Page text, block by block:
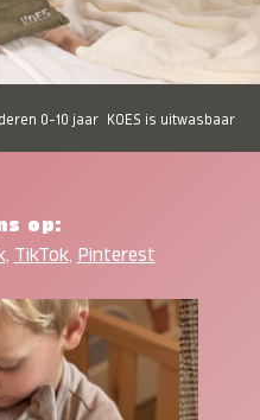
0-10 jaar KOES is uitwasbaar
op:
, TikTok, Pinterest